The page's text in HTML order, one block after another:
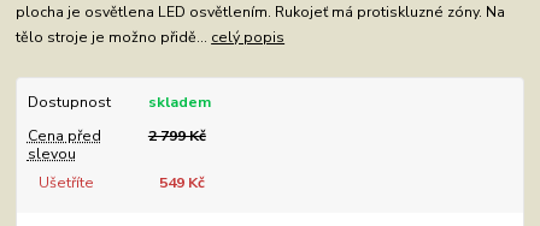
plocha je osvětlena LED osvětlením. Rukojeť má protiskluzné zóny. Na
tělo stroje je možno přidě... celý popis
Dostupnost
skladem
Cena před
slevou
2 799 Kč
Ušetříte 549 Kč